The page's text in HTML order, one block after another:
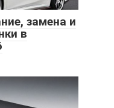
замена и
в